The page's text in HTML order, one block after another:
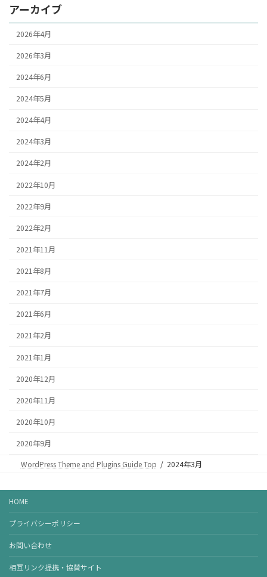
アーカイブ
2026年4月
2026年3月
2024年6月
2024年5月
2024年4月
2024年3月
2024年2月
2022年10月
2022年9月
2022年2月
2021年11月
2021年8月
2021年7月
2021年6月
2021年2月
2021年1月
2020年12月
2020年11月
2020年10月
2020年9月
WordPress Theme and Plugins Guide Top 2024年3月
HOME
プライバシーポリシー
お問い合わせ
相互リンク提携・協賛サイト